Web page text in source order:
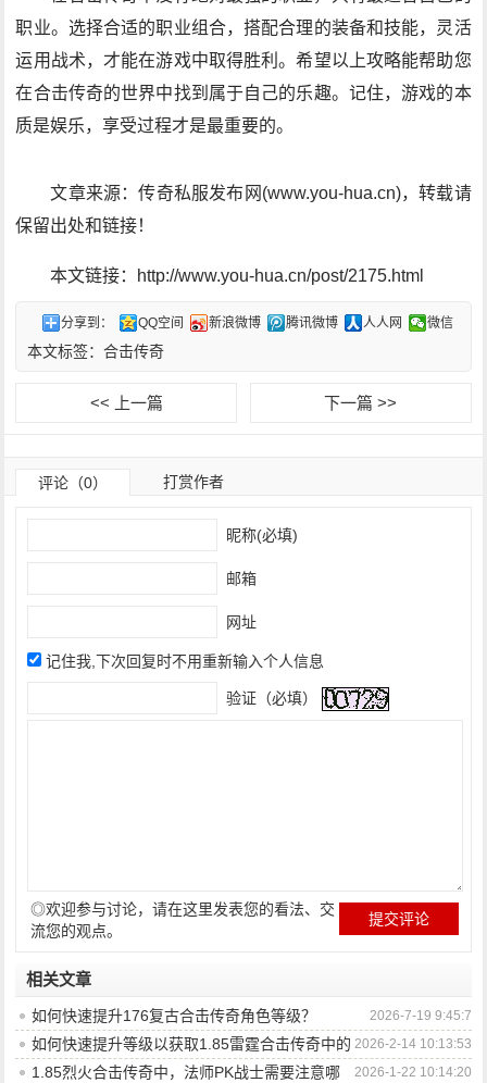
职业。选择合适的职业组合，搭配合理的装备和技能，灵活
运用战术，才能在游戏中取得胜利。希望以上攻略能帮助您
在合击传奇的世界中找到属于自己的乐趣。记住，游戏的本
质是娱乐，享受过程才是最重要的。
文章来源：传奇私服发布网(www.you-hua.cn)，转载请
保留出处和链接！
本文链接：http://www.you-hua.cn/post/2175.html
分享到： QQ空间 新浪微博 腾讯微博 人人网 微信
本文标签：合击传奇
<< 上一篇 下一篇 >>
评论（0） 打赏作者
昵称(必填)
邮箱
网址
记住我,下次回复时不用重新输入个人信息
验证（必填）
◎欢迎参与讨论，请在这里发表您的看法、交
流您的观点。
相关文章
2026-7-19 9:45:7
如何快速提升176复古合击传奇角色等级？
2026-2-14 10:13:53
如何快速提升等级以获取1.85雷霆合击传奇中的
顶级装备？
2026-1-22 10:14:20
1.85烈火合击传奇中，法师PK战士需要注意哪